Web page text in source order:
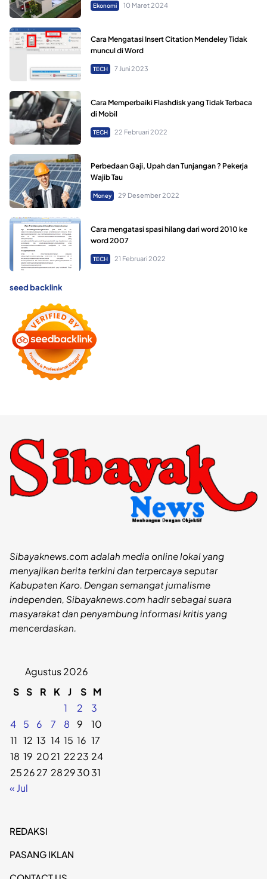
Ekonomi 10 Maret 2024
Cara Mengatasi Insert Citation Mendeley Tidak
muncul di Word
TECH 7 Juni 2023
Cara Memperbaiki Flashdisk yang Tidak Terbaca
di Mobil
TECH 22 Februari 2022
Perbedaan Gaji, Upah dan Tunjangan ? Pekerja
Wajib Tau
Money 29 Desember 2022
Cara mengatasi spasi hilang dari word 2010 ke
word 2007
TECH 21 Februari 2022
seed backlink
Sibayaknews.com adalah media online lokal yang
menyajikan berita terkini dan terpercaya seputar
Kabupaten Karo. Dengan semangat jurnalisme
independen, Sibayaknews.com hadir sebagai suara
masyarakat dan penyambung informasi kritis yang
mencerdaskan.
Agustus 2026
S S R K J S M
1
2
3
4
5 6 7 8 9
10
11 12 13 14 15 16 17
18 19 2021 2223 24
252627 28293031
« Jul
REDAKSI
PASANG IKLAN